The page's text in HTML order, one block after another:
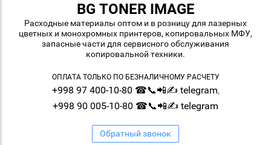
BG TONER IMAGE
Расходные материалы оптом и в розницу для лазерных
цветных и монохромных принтеров, копировальных МФУ,
запасные части для сервисного обслуживания
копировальной техники.
ОПЛАТА ТОЛЬКО ПО БЕЗНАЛИЧНОМУ РАСЧЕТУ
+998 97 400-10-80 ☎📞📲✍ telegram,
+998 90 005-10-80 ☎📞📲✍ telegram
Обратный звонок